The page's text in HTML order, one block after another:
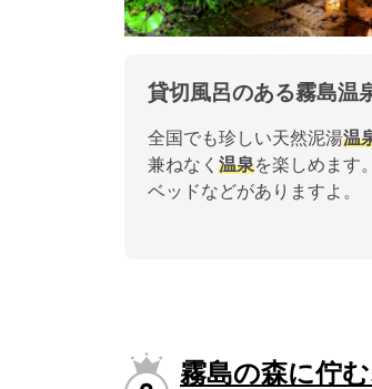
貸切風呂のある霧島温
全国でも珍しい天然泥湯温
兼ねなく 温泉を楽しめます
ベッドなどがありますよ。
霧島の森に佇